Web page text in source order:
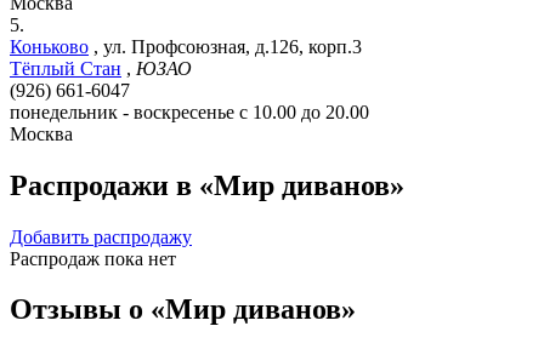
5.
Коньково , ул. Профсоюзная, д.126, корп.3
Тёплый Стан , ЮЗАО
(926) 661-6047
понедельник - воскресенье с 10.00 до 20.00
Москва
Распродажи в «Мир диванов»
Добавить распродажу
Распродаж пока нет
Отзывы о «Мир диванов»